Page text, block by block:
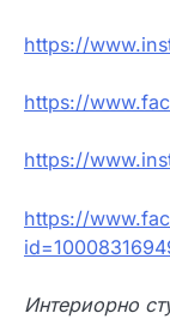
https://
https://
https://
https://
Интериорно